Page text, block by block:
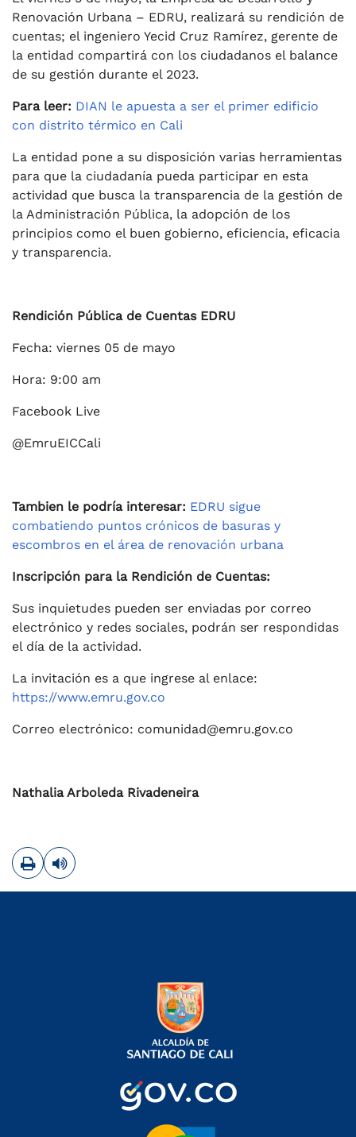
Renovación Urbana – EDRU, realizará su rendición de
cuentas; el ingeniero Yecid Cruz Ramírez, gerente de
la entidad compartirá con los ciudadanos el balance
de su gestión durante el 2023.
Para leer: DIAN le apuesta a ser el primer edificio
con distrito térmico en Cali
La entidad pone a su disposición varias herramientas
para que la ciudadanía pueda participar en esta
actividad que busca la transparencia de la gestión de
la Administración Pública, la adopción de los
principios como el buen gobierno, eficiencia, eficacia
y transparencia.
Rendición Pública de Cuentas EDRU
Fecha: viernes 05 de mayo
Hora: 9:00 am
Facebook Live
@EmruEICCali
Tambien le podría interesar: EDRU sigue
combatiendo puntos crónicos de basuras y
escombros en el área de renovación urbana
Inscripción para la Rendición de Cuentas:
Sus inquietudes pueden ser enviadas por correo
electrónico y redes sociales, podrán ser respondidas
el día de la actividad.
La invitación es a que ingrese al enlace:
https://www.emru.gov.co
Correo electrónico: comunidad@emru.gov.co
Nathalia Arboleda Rivadeneira
ImprimirLeer contenido